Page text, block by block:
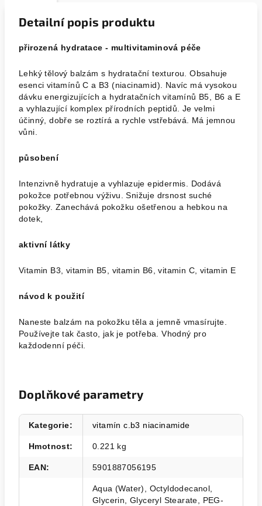
Detailní popis produktu
přirozená hydratace - multivitaminová péče
Lehký tělový balzám s hydratační texturou. Obsahuje
esenci vitamínů C a B3 (niacinamid). Navíc má vysokou
dávku energizujících a hydratačních vitamínů B5, B6 a E
a vyhlazující komplex přírodních peptidů. Je velmi
účinný, dobře se roztírá a rychle vstřebává. Má jemnou
vůni.
působení
Intenzivně hydratuje a vyhlazuje epidermis. Dodává
pokožce potřebnou výživu. Snižuje drsnost suché
pokožky. Zanechává pokožku ošetřenou a hebkou na
dotek,
aktivní látky
Vitamin B3, vitamin B5, vitamin B6, vitamin C, vitamin E
návod k použití
Naneste balzám na pokožku těla a jemně vmasírujte.
Používejte tak často, jak je potřeba. Vhodný pro
každodenní péči.
Doplňkové parametry
Kategorie: vitamín c.b3 niacinamide
Hmotnost: 0.221 kg
EAN: 5901887056195
Aqua (Water), Octyldodecanol,
Glycerin, Glyceryl Stearate, PEG-